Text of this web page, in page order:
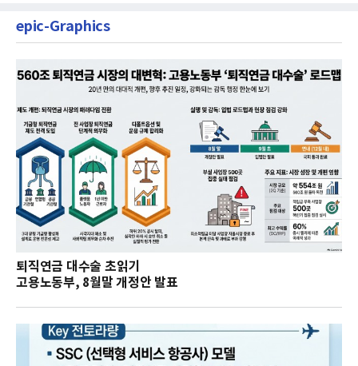
epic-Graphics
퇴직연금 대수술 초읽기
고용노동부, 8월말 개정안 발표